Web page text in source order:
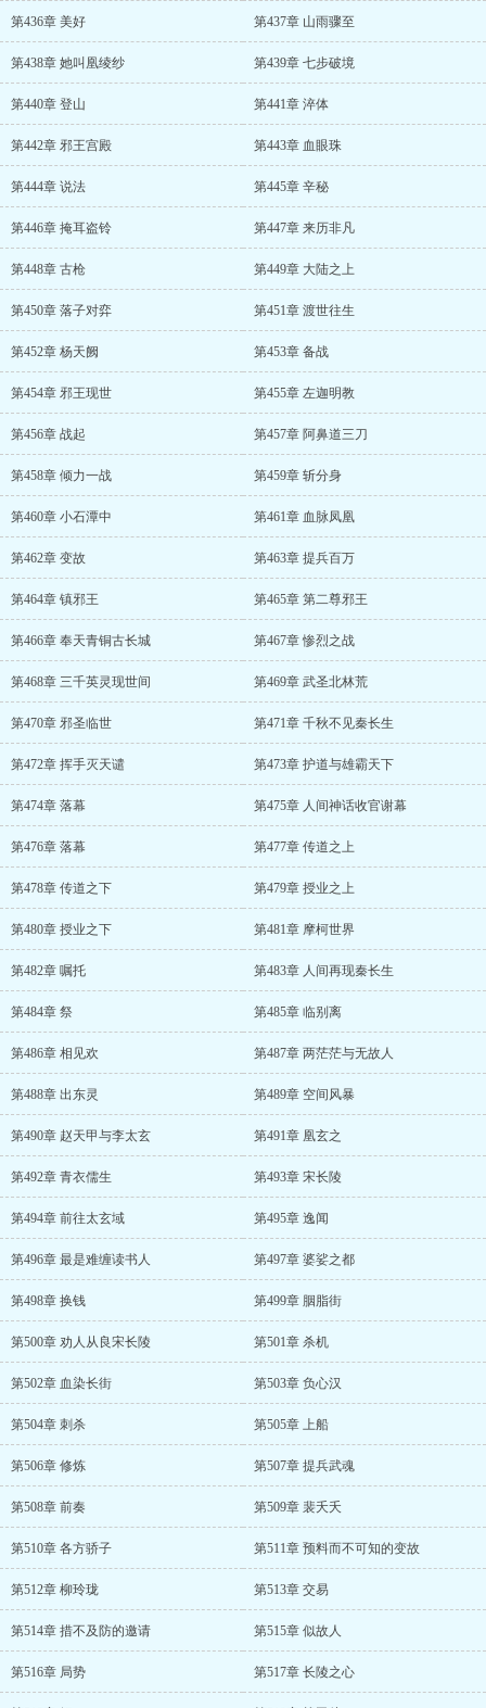
第436章 美好 第437章 山雨骤至
第438章 她叫凰绫纱 第439章 七步破境
第440章 登山 第441章 淬体
第442章 邪王宫殿 第443章 血眼珠
第444章 说法 第445章 辛秘
第446章 掩耳盗铃 第447章 来历非凡
第448章 古枪 第449章 大陆之上
第450章 落子对弈 第451章 渡世往生
第452章 杨天阙 第453章 备战
第454章 邪王现世 第455章 左迦明教
第456章 战起 第457章 阿鼻道三刀
第458章 倾力一战 第459章 斩分身
第460章 小石潭中 第461章 血脉凤凰
第462章 变故 第463章 提兵百万
第464章 镇邪王 第465章 第二尊邪王
第466章 奉天青铜古长城 第467章 惨烈之战
第468章 三千英灵现世间 第469章 武圣北林荒
第470章 邪圣临世 第471章 千秋不见秦长生
第472章 挥手灭天谴 第473章 护道与雄霸天下
第474章 落幕 第475章 人间神话收官谢幕
第476章 落幕 第477章 传道之上
第478章 传道之下 第479章 授业之上
第480章 授业之下 第481章 摩柯世界
第482章 嘱托 第483章 人间再现秦长生
第484章 祭 第485章 临别离
第486章 相见欢 第487章 两茫茫与无故人
第488章 出东灵 第489章 空间风暴
第490章 赵天甲与李太玄 第491章 凰玄之
第492章 青衣儒生 第493章 宋长陵
第494章 前往太玄域 第495章 逸闻
第496章 最是难缠读书人 第497章 婆娑之都
第498章 换钱 第499章 胭脂街
第500章 劝人从良宋长陵 第501章 杀机
第502章 血染长街 第503章 负心汉
第504章 刺杀 第505章 上船
第506章 修炼 第507章 提兵武魂
第508章 前奏 第509章 裴夭夭
第510章 各方骄子 第511章 预料而不可知的变故
第512章 柳玲珑 第513章 交易
第514章 措不及防的邀请 第515章 似故人
第516章 局势 第517章 长陵之心